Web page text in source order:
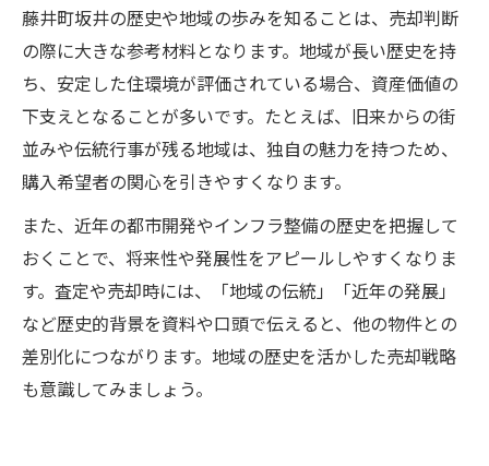
藤井町坂井の歴史や地域の歩みを知ることは、売却判断
の際に大きな参考材料となります。地域が長い歴史を持
ち、安定した住環境が評価されている場合、資産価値の
下支えとなることが多いです。たとえば、旧来からの街
並みや伝統行事が残る地域は、独自の魅力を持つため、
購入希望者の関心を引きやすくなります。
また、近年の都市開発やインフラ整備の歴史を把握して
おくことで、将来性や発展性をアピールしやすくなりま
す。査定や売却時には、「地域の伝統」「近年の発展」
など歴史的背景を資料や口頭で伝えると、他の物件との
差別化につながります。地域の歴史を活かした売却戦略
も意識してみましょう。